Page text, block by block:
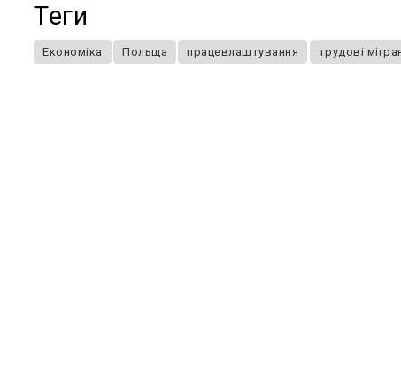
Теги
Економіка Польща працевлаштування трудові